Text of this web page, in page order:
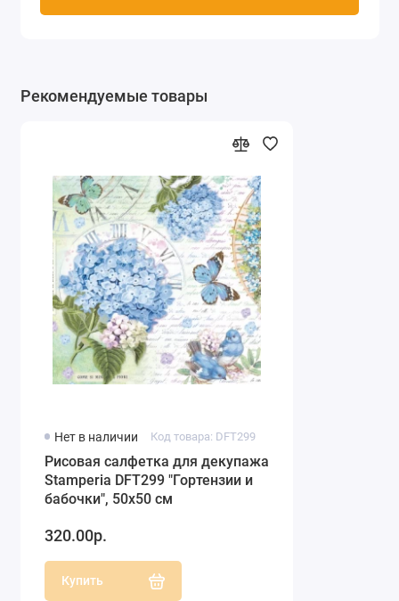
Рекомендуемые товары
Нет в наличии Код товара: DFT299
Рисовая салфетка для декупажа
Stamperia DFT299 "Гортензии и
бабочки", 50х50 см
320.00р.
Купить